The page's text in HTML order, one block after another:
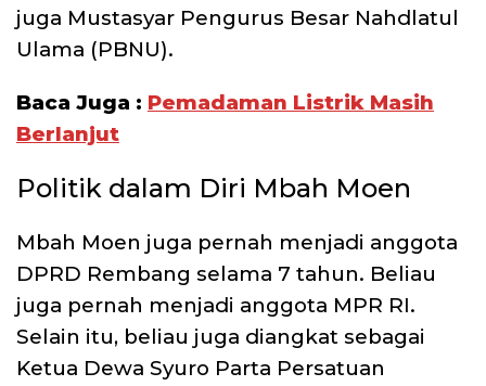
juga Mustasyar Pengurus Besar Nahdlatul
Ulama (PBNU).
Baca Juga : Pemadaman Listrik Masih
Berlanjut
Politik dalam Diri Mbah Moen
Mbah Moen juga pernah menjadi anggota
DPRD Rembang selama 7 tahun. Beliau
juga pernah menjadi anggota MPR RI.
Selain itu, beliau juga diangkat sebagai
Ketua Dewa Syuro Parta Persatuan